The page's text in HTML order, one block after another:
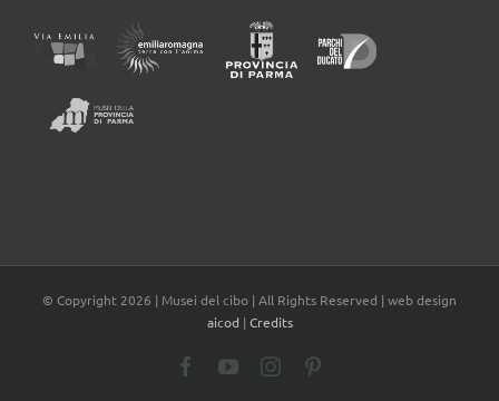
© Copyright 2026 | Musei del cibo | All Rights Reserved | web design
aicod | Credits
FacebookYouTubeInstagram